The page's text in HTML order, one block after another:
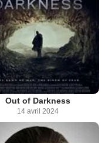
Out of Darkness
14 avril 2024